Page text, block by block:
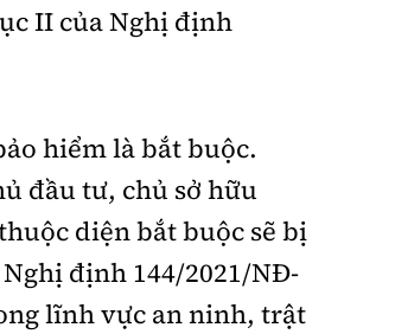
II của Nghị định
hiểm là bắt buộc.
đầu tư, chủ sở hữu
diện bắt buộc sẽ bị
định 144/2021/NĐ-
lĩnh vực an ninh, trật